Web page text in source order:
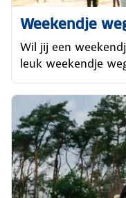
Weekendje
Wil jij een
leuk weekendje